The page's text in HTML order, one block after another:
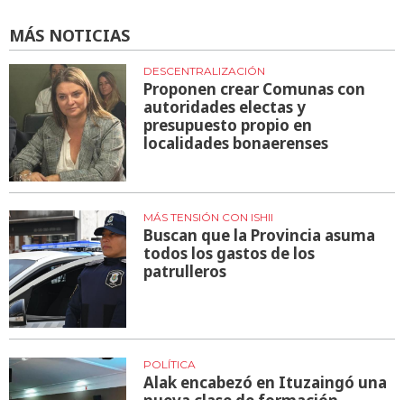
MÁS NOTICIAS
DESCENTRALIZACIÓN
Proponen crear Comunas con
autoridades electas y
presupuesto propio en
localidades bonaerenses
MÁS TENSIÓN CON ISHII
Buscan que la Provincia asuma
todos los gastos de los
patrulleros
POLÍTICA
Alak encabezó en Ituzaingó una